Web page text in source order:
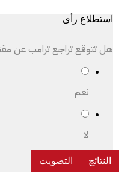
استطلاع رأى
هل تتوقع تراجع ترامب عن
نعم
لا